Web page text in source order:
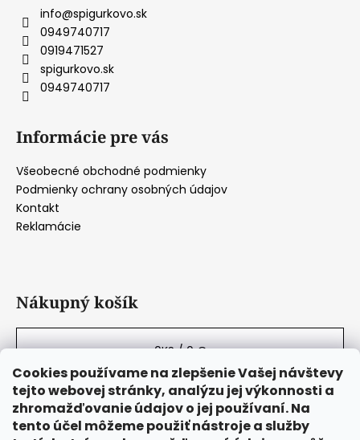
Cookies používame na zlepšenie Vašej návštevy
tejto webovej stránky, analýzu jej výkonnosti a
zhromažďovanie údajov o jej používaní. Na
tento účel môžeme použiť nástroje a služby
info@spigurkovo.sk
0949740717
0919471527
spigurkovo.sk
0949740717
Informácie pre vás
Všeobecné obchodné podmienky
Podmienky ochrany osobných údajov
Kontakt
Reklamácie
Nákupný košík
0KS /0 €